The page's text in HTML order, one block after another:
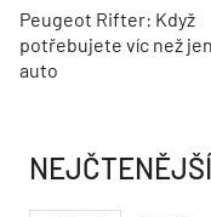
Peugeot Rifter: Když
potřebujete víc než jen
auto
NEJČTENĚJŠÍ